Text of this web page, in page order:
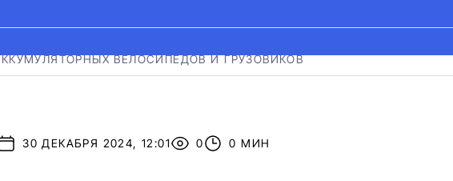
ВЕЛОСИПЕДОВ И ГРУЗОВИКОВ
30 ДЕКАБРЯ 2024, 12:01 0 0 МИН